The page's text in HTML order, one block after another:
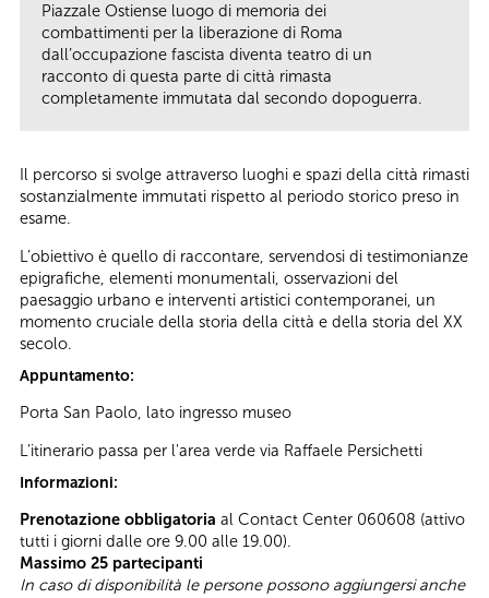
Piazzale Ostiense luogo di memoria dei
combattimenti per la liberazione di Roma
dall’occupazione fascista diventa teatro di un
racconto di questa parte di città rimasta
completamente immutata dal secondo dopoguerra.
Il percorso si svolge attraverso luoghi e spazi della città rimasti
sostanzialmente immutati rispetto al periodo storico preso in
esame.
L’obiettivo è quello di raccontare, servendosi di testimonianze
epigrafiche, elementi monumentali, osservazioni del
paesaggio urbano e interventi artistici contemporanei, un
momento cruciale della storia della città e della storia del XX
secolo.
Appuntamento:
Porta San Paolo, lato ingresso museo
L'itinerario passa per l'area verde via Raffaele Persichetti
Informazioni:
Prenotazione obbligatoria al Contact Center 060608 (attivo
tutti i giorni dalle ore 9.00 alle 19.00).
Massimo 25 partecipanti
In caso di disponibilità le persone possono aggiungersi anche